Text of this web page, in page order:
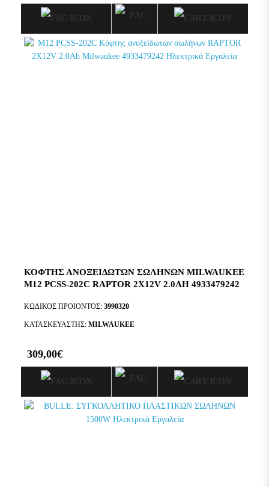
ΚΟΦΤΗΣ ΑΝΟΞΕΙΔΩΤΩΝ ΣΩΛΗΝΩΝ MILWAUKEE
M12 PCSS-202C RAPTOR 2X12V 2.0AH 4933479242
ΚΩΔΙΚΟΣ ΠΡΟΙΟΝΤΟΣ: 3990320
ΚΑΤΑΣΚΕΥΑΣΤΗΣ: MILWAUKEE
309,00€